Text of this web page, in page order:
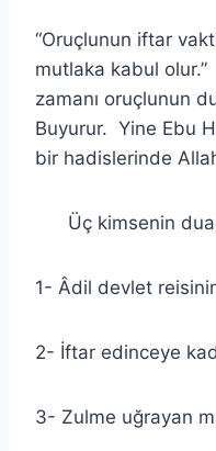
“Oruçlunun iftar
mutlaka
zamanı oruçlunun
Buyurur. Yine Ebu
bir hadislerinde
Üç kimsenin
1- Âdil devlet
2- İftar edinceye
3- Zulme uğrayan